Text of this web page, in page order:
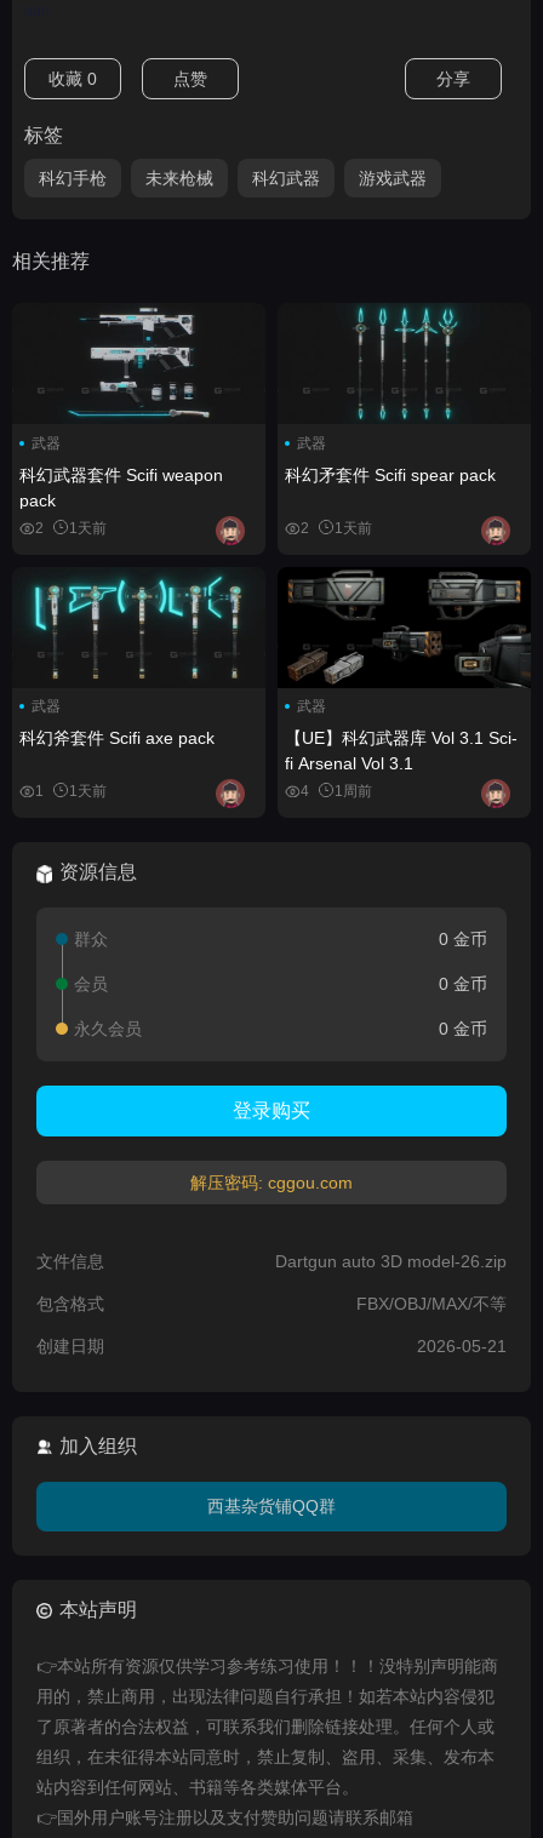
收藏 0 点赞 分享
标签
科幻手枪 未来枪械 科幻武器 游戏武器
相关推荐
武器
科幻武器套件 Scifi weapon
pack
2 1天前
武器
科幻矛套件 Scifi spear pack
2 1天前
武器
科幻斧套件 Scifi axe pack
1 1天前
武器
【UE】科幻武器库 Vol 3.1 Sci-
fi Arsenal Vol 3.1
4 1周前
资源信息
群众 0 金币
会员 0 金币
永久会员 0 金币
登录购买
解压密码: cggou.com
文件信息 Dartgun auto 3D model-26.zip
包含格式 FBX/OBJ/MAX/不等
创建日期 2026-05-21
加入组织
西基杂货铺QQ群
本站声明
👉本站所有资源仅供学习参考练习使用！！！没特别声明能商
用的，禁止商用，出现法律问题自行承担！如若本站内容侵犯
了原著者的合法权益，可联系我们删除链接处理。任何个人或
组织，在未征得本站同意时，禁止复制、盗用、采集、发布本
站内容到任何网站、书籍等各类媒体平台。
👉国外用户账号注册以及支付赞助问题请联系邮箱